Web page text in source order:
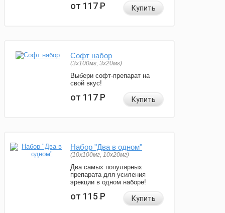
от 117Р Купить
Софт набор
(3x100мг, 3x20мг)
Выбери софт-препарат на
свой вкус!
от 117Р Купить
Набор "Два в одном"
(10x100мг, 10x20мг)
Два самых популярных
препарата для усиления
эрекции в одном наборе!
от 115Р Купить